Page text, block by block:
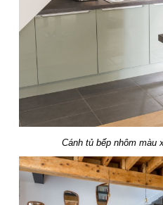
Cánh tủ bếp nhôm màu